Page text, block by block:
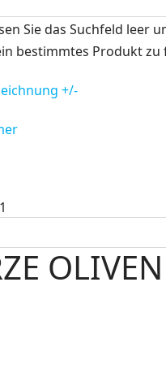
Sie das Suchfeld leer
bestimmtes Produkt zu
+/-
OLIVEN